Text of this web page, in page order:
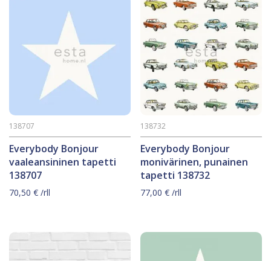
Everybody Bonjour
vaaleansininen tapetti
138707
138707
70,50 € /rll
Everybody Bonjour
monivärinen, punainen
tapetti 138732
138732
77,00€ /rll